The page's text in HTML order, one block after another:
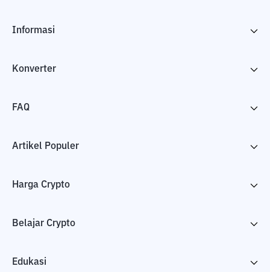
Informasi
Konverter
FAQ
Artikel Populer
Harga Crypto
Belajar Crypto
Edukasi